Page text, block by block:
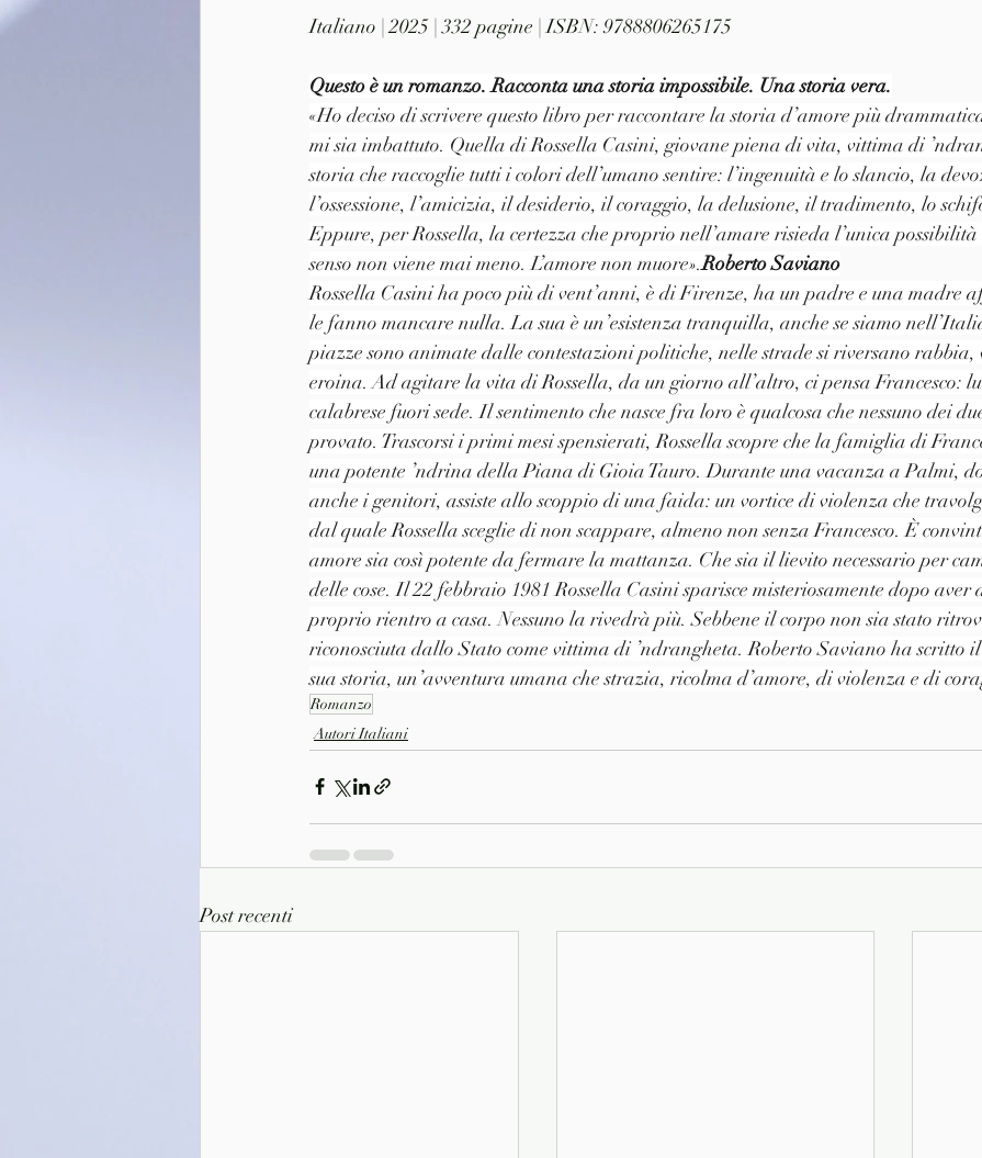
Italiano | 2025 | 332 pagine | ISBN: 9788806265175
Questo è un romanzo. Racconta una storia impossibile. Una storia vera.
«Ho deciso di scrivere questo libro per raccontare la storia d’amore più
mi sia imbattuto. Quella di Rossella Casini, giovane piena di vita, vittima di
storia che raccoglie tutti i colori dell’umano sentire: l’ingenuità e lo slancio, la
l’ossessione, l’amicizia, il desiderio, il coraggio, la delusione, il tradimento, lo
Eppure, per Rossella, la certezza che proprio nell’amare risieda l’unica
senso non viene mai meno. L’amore non muore».Roberto Saviano
Rossella Casini ha poco più di vent’anni, è di Firenze, ha un padre e una madre
le fanno mancare nulla. La sua è un’esistenza tranquilla, anche se siamo
piazze sono animate dalle contestazioni politiche, nelle strade si riversano
eroina. Ad agitare la vita di Rossella, da un giorno all’altro, ci pensa Francesco:
calabrese fuori sede. Il sentimento che nasce fra loro è qualcosa che nessuno dei
provato. Trascorsi i primi mesi spensierati, Rossella scopre che la famiglia di
una potente ’ndrina della Piana di Gioia Tauro. Durante una vacanza a Palmi,
anche i genitori, assiste allo scoppio di una faida: un vortice di violenza che
dal quale Rossella sceglie di non scappare, almeno non senza Francesco. È
amore sia così potente da fermare la mattanza. Che sia il lievito necessario per
delle cose. Il 22 febbraio 1981 Rossella Casini sparisce misteriosamente dopo
proprio rientro a casa. Nessuno la rivedrà più. Sebbene il corpo non sia stato
riconosciuta dallo Stato come vittima di ’ndrangheta. Roberto Saviano ha scritto
sua storia, un’avventura umana che strazia, ricolma d’amore, di violenza e di
Romanzo
Autori Italiani
Post recenti